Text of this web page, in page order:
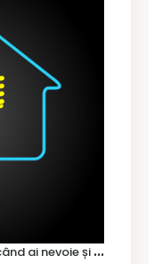
C
urent trifazic în Timișoara – când ai nevoie și cum îl alegi